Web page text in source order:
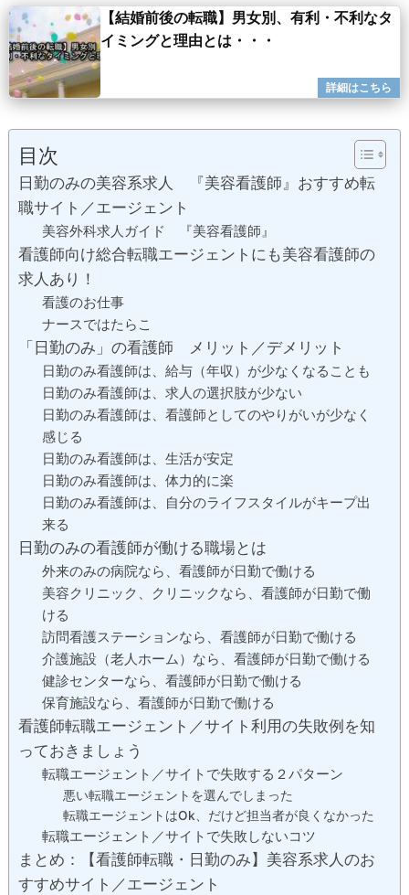
【結婚前後の転職】男女別、有利・不利なタ
イミングと理由とは・・・
目次
日勤のみの美容系求人 『美容看護師』おすすめ転
職サイト／エージェント
美容外科求人ガイド 『美容看護師』
看護師向け総合転職エージェントにも美容看護師の
求人あり！
看護のお仕事
ナースではたらこ
「日勤のみ」の看護師 メリット／デメリット
日勤のみ看護師は、給与（年収）が少なくなることも
日勤のみ看護師は、求人の選択肢が少ない
日勤のみ看護師は、看護師としてのやりがいが少なく
感じる
日勤のみ看護師は、生活が安定
日勤のみ看護師は、体力的に楽
日勤のみ看護師は、自分のライフスタイルがキープ出
来る
日勤のみの看護師が働ける職場とは
外来のみの病院なら、看護師が日勤で働ける
美容クリニック、クリニックなら、看護師が日勤で働
ける
訪問看護ステーションなら、看護師が日勤で働ける
介護施設（老人ホーム）なら、看護師が日勤で働ける
健診センターなら、看護師が日勤で働ける
保育施設なら、看護師が日勤で働ける
看護師転職エージェント／サイト利用の失敗例を知
っておきましょう
転職エージェント／サイトで失敗する２パターン
悪い転職エージェントを選んでしまった
転職エージェントはOk、だけど担当者が良くなかった
転職エージェント／サイトで失敗しないコツ
まとめ：【看護師転職・日勤のみ】美容系求人のお
すすめサイト／エージェント